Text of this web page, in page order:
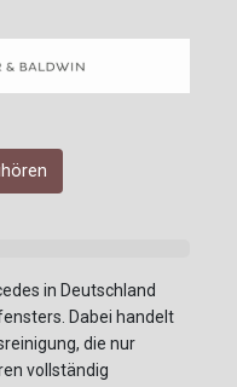
in Deutschland
Dabei handelt
die nur
vollständig